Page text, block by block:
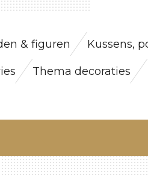
& figuren Kussens,
Thema decoraties